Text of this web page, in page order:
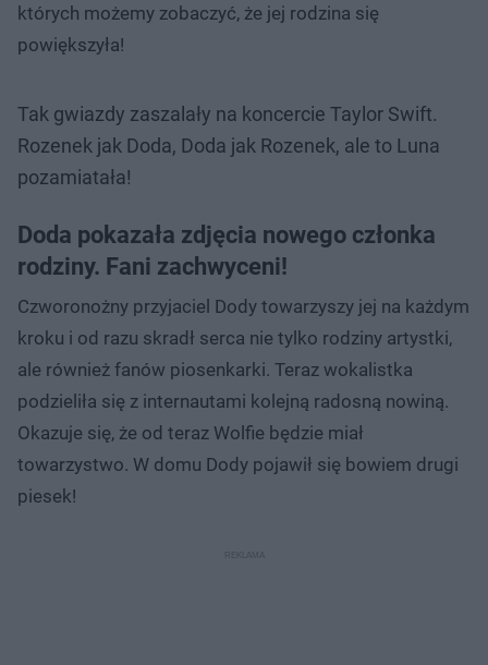
których możemy zobaczyć, że jej rodzina się
powiększyła!
Tak gwiazdy zaszalały na koncercie Taylor Swift.
Rozenek jak Doda, Doda jak Rozenek, ale to Luna
pozamiatała!
Doda pokazała zdjęcia nowego członka
rodziny. Fani zachwyceni!
Czworonożny przyjaciel Dody towarzyszy jej na każdym
kroku i od razu skradł serca nie tylko rodziny artystki,
ale również fanów piosenkarki. Teraz wokalistka
podzieliła się z internautami kolejną radosną nowiną.
Okazuje się, że od teraz Wolfie będzie miał
towarzystwo. W domu Dody pojawił się bowiem drugi
piesek!